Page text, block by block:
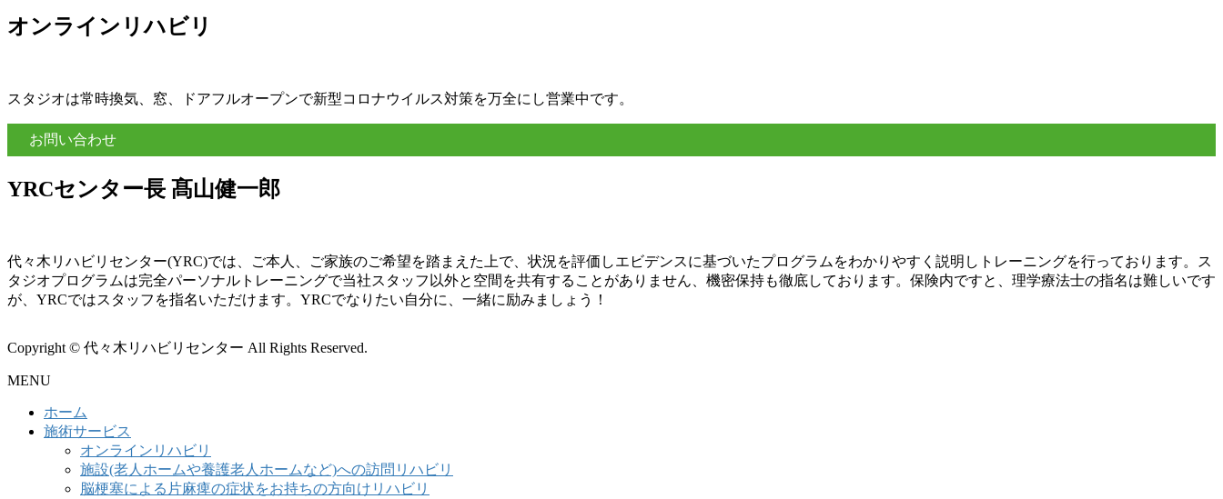
オンラインリハビリ
スタジオは常時換気、窓、ドアフルオープンで新型コロナウイルス対策を万全にし営業中です。
お問い合わせ
YRCセンター長 髙山健一郎
代々木リハビリセンター(YRC)では、ご本人、ご家族のご希望を踏まえた上で、状況を評価しエビデンスに基づいたプログラムをわかりやすく説明しトレーニングを行っております。ス
タジオプログラムは完全パーソナルトレーニングで当社スタッフ以外と空間を共有することがありません、機密保持も徹底しております。保険内ですと、理学療法士の指名は難しいです
が、YRCではスタッフを指名いただけます。YRCでなりたい自分に、一緒に励みましょう！
Copyright © 代々木リハビリセンター All Rights Reserved.
MENU
ホーム
施術サービス
オンラインリハビリ
施設(老人ホームや養護老人ホームなど)への訪問リハビリ
脳梗塞による片麻痺の症状をお持ちの方向けリハビリ